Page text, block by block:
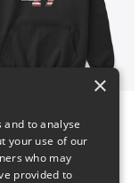
$40
×
and to analyse
your use of our
who may
provided to